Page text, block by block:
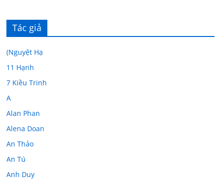
Tác giả
(Nguyệt Hạ
11 Hạnh
7 Kiều Trinh
A
Alan Phan
Alena Doan
An Thảo
An Tú
Anh Duy